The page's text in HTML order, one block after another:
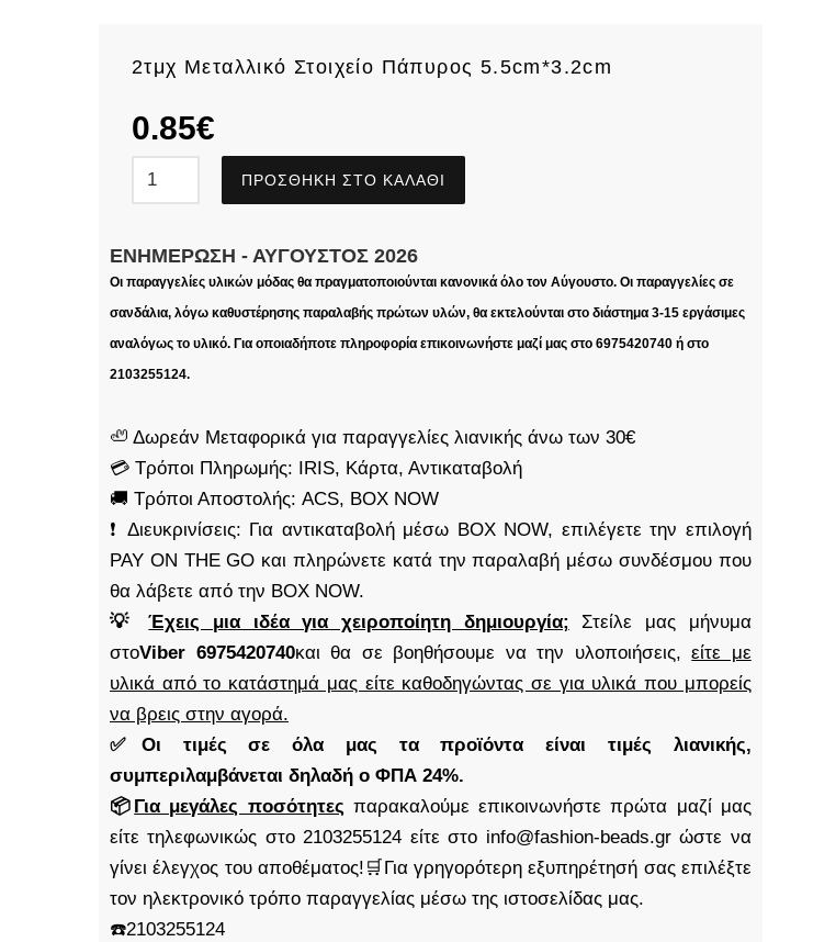
2τμχ Μεταλλικό Στοιχείο Πάπυρος 5.5cm*3.2cm
0.85€
ΠΡΟΣΘΉΚΗ ΣΤΟ ΚΑΛΆΘΙ
ΕΝΗΜΈΡΩΣΗ - ΑΎΓΟΥΣΤΟΣ 2026
Οι παραγγελίες υλικών μόδας θα πραγματοποιούνται κανονικά όλο τον Αύγουστο. Οι παραγγελίες σε
σανδάλια, λόγω καθυστέρησης παραλαβής πρώτων υλών, θα εκτελούνται στο διάστημα 3-15 εργάσιμες
αναλόγως το υλικό. Για οποιαδήποτε πληροφορία επικοινωνήστε μαζί μας στο 6975420740 ή στο
2103255124.
🦥 Δωρεάν Μεταφορικά για παραγγελίες λιανικής άνω των 30€
💳 Τρόποι Πληρωμής: IRIS, Κάρτα, Αντικαταβολή
🚚 Τρόποι Αποστολής: ACS, BOX NOW
❗ Διευκρινίσεις: Για αντικαταβολή μέσω BOX NOW, επιλέγετε την επιλογή
PAY ON THE GO και πληρώνετε κατά την παραλαβή μέσω συνδέσμου που
θα λάβετε από την BOX NOW.
💡Έχεις μια ιδέα για χειροποίητη δημιουργία;
Στείλε μας μήνυμα
στοViber 6975420740και θα σε βοηθήσουμε να την υλοποιήσεις,είτε με
υλικά από το κατάστημά μας είτε καθοδηγώντας σε για υλικά που μπορείς
να βρεις στην αγορά.
✅Οι τιμές σε όλα μας τα προϊόντα είναι τιμές λιανικής,
συμπεριλαμβάνεται δηλαδή ο ΦΠΑ 24%.
📦 Για μεγάλες ποσότητες παρακαλούμε επικοινωνήστε πρώτα μαζί μας
είτε τηλεφωνικώς στο 2103255124 είτε στο info@fashion-beads.gr ώστε να
γίνει έλεγχος του αποθέματος!🛒Για γρηγορότερη εξυπηρέτησή σας επιλέξτε
τον ηλεκτρονικό τρόπο παραγγελίας μέσω της ιστοσελίδας μας.
☎️2103255124